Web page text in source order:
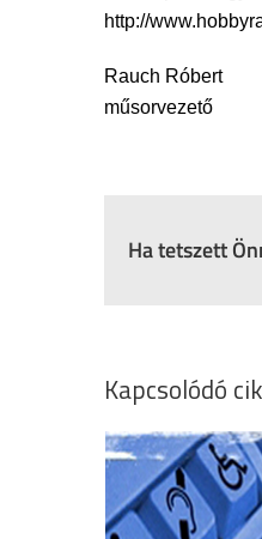
http://
Rauch Róbert
műsorvezető
Ha tetszett
Kapcsolódó